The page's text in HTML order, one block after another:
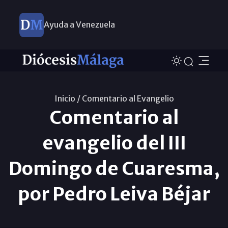
Ayuda a Venezuela
Inicio / Comentario al Evangelio
Comentario al
evangelio del III
Domingo de Cuaresma,
por Pedro Leiva Béjar